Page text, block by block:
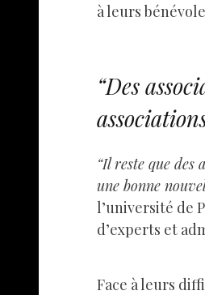
à leurs
“Des
“Il reste que des
une bonne
l’université de
d’experts et
Face à leurs